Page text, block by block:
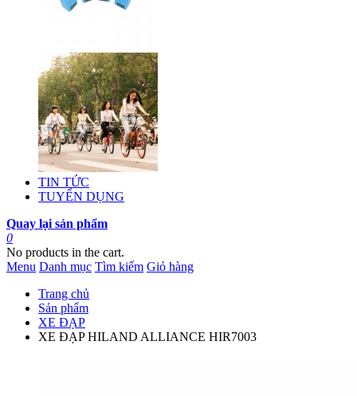
TIN TỨC
TUYỂN DỤNG
Quay lại sản phẩm
0
No products in the cart.
Menu Danh mục Tìm kiếm Giỏ hàng
Trang chủ
Sản phẩm
XE ĐẠP
XE ĐẠP HILAND ALLIANCE HIR7003